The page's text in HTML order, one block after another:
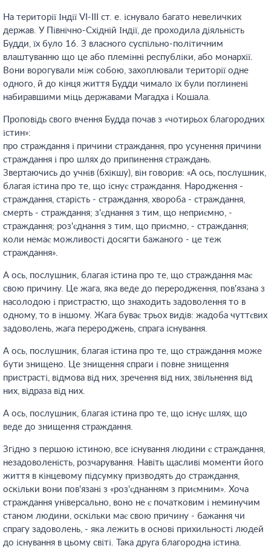
На території Індії VI-III ст. е. існувало багато невеличких
держав. У Північно-Східній Індії, де проходила діяльність
Будди, їх було 16. З власного суспільно-політичним
влаштуванню що це або племінні республіки, або монархії.
Вони ворогували між собою, захоплювали території одне
одного, й до кінця життя Будди чимало їх були поглинені
набиравшими міць державами Магадха і Кошала.
Проповідь свого вчення Будда почав з «чотирьох благородних
істин»:
про страждання і причини страждання, про усунення причини
страждання і про шлях до припинення страждань.
Звертаючись до учнів (бхікшу), він говорив: «А ось, послушник,
благая істина про те, що існує страждання. Народження -
страждання, старість - страждання, хвороба - страждання,
смерть - страждання; з'єднання з тим, що неприємно, -
страждання; роз'єднання з тим, що приємно, - страждання;
коли немає можливості досягти бажаного - це теж
страждання».
А ось, послушник, благая істина про те, що страждання має
свою причину. Це жага, яка веде до переродження, пов'язана з
насолодою і пристрастю, що знаходить задоволення то в
одному, то в іншому. Жага буває трьох видів: жадоба чуттєвих
задоволень, жага перероджень, спрага існування.
А ось, послушник, благая істина про те, що страждання може
бути знищено. Це знищення спраги і повне знищення
пристрасті, відмова від них, зречення від них, звільнення від
них, відраза від них.
А ось, послушник, благая істина про те, що існує шлях, що
веде до знищення страждання.
Згідно з першою істиною, все існування людини є страждання,
незадоволеність, розчарування. Навіть щасливі моменти його
життя в кінцевому підсумку призводять до страждання,
оскільки вони пов'язані з «роз'єднанням з приємним». Хоча
страждання універсально, воно не є початковим і неминучим
станом людини, оскільки має свою причину - бажання чи
спрагу задоволень, - яка лежить в основі прихильності людей
до існування в цьому світі. Така друга благородна істина.